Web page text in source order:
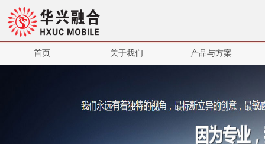
首页 关于我们 产品与方案